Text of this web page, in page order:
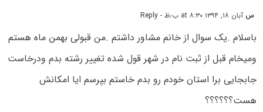
س آبان ۱۸, ۱۳۹۴ at ۸:۳۰ ب٫ظ - Reply
باسلام .یک سوال از خانم مشاور داشتم .من قبولی بهمن ماه هستم
ومیخام قبل از ثبت نام در شهر قول شده تغییر رشته بدم ودرخاست
جابجایی برا استان خودم رو بدم خاستم بپرسم ایا امکانش
هست؟؟؟؟؟؟